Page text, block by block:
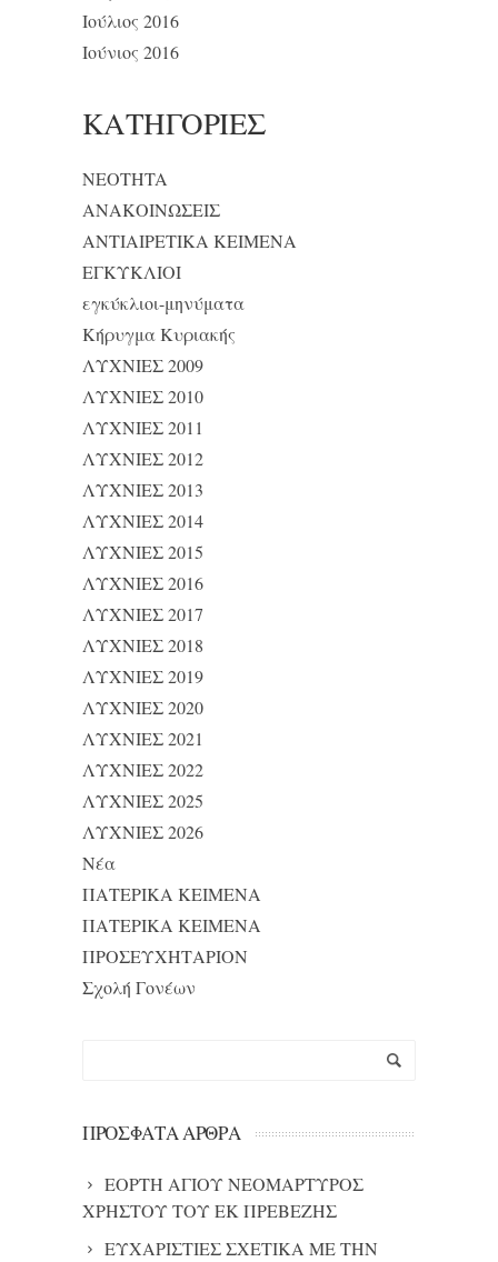
Ιούλιος 2016
Ιούνιος 2016
KΑΤΗΓΟΡΊΕΣ
NEOTHTA
ΑΝΑΚΟΙΝΩΣΕΙΣ
ΑΝΤΙΑΙΡΕΤΙΚΑ ΚΕΙΜΕΝΑ
ΕΓΚΥΚΛΙΟΙ
εγκύκλιοι-μηνύματα
Κήρυγμα Κυριακής
ΛΥΧΝΙΕΣ 2009
ΛΥΧΝΙΕΣ 2010
ΛΥΧΝΙΕΣ 2011
ΛΥΧΝΙΕΣ 2012
ΛΥΧΝΙΕΣ 2013
ΛΥΧΝΙΕΣ 2014
ΛΥΧΝΙΕΣ 2015
ΛΥΧΝΙΕΣ 2016
ΛΥΧΝΙΕΣ 2017
ΛΥΧΝΙΕΣ 2018
ΛΥΧΝΙΕΣ 2019
ΛΥΧΝΙΕΣ 2020
ΛΥΧΝΙΕΣ 2021
ΛΥΧΝΙΕΣ 2022
ΛΥΧΝΙΕΣ 2025
ΛΥΧΝΙΕΣ 2026
Νέα
ΠΑΤΕΡΙΚΑ ΚΕΙΜΕΝΑ
ΠΑΤΕΡΙΚΑ ΚΕΙΜΕΝΑ
ΠΡΟΣΕΥΧΗΤΑΡΙΟΝ
Σχολή Γονέων
ΠΡΌΣΦΑΤΑ ΆΡΘΡΑ
ΕΟΡΤΗ ΑΓΙΟΥ ΝΕΟΜΑΡΤΥΡΟΣ
ΧΡΗΣΤΟΥ ΤΟΥ ΕΚ ΠΡΕΒΕΖΗΣ
ΕΥΧΑΡΙΣΤΙΕΣ ΣΧΕΤΙΚΑ ΜΕ ΤΗΝ